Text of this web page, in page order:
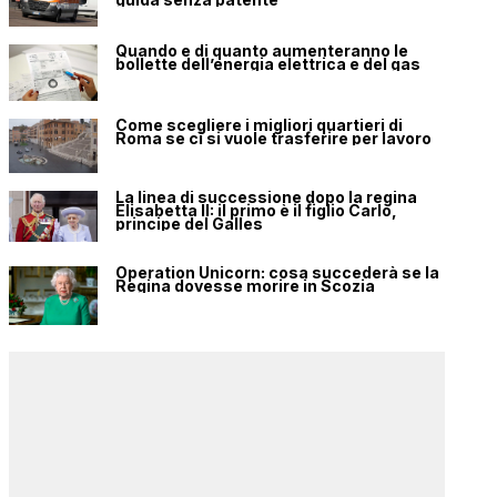
Quando e di quanto aumenteranno le
bollette dell’energia elettrica e del gas
Come scegliere i migliori quartieri di
Roma se ci si vuole trasferire per lavoro
La linea di successione dopo la regina
Elisabetta II: il primo è il figlio Carlo,
principe del Galles
Operation Unicorn: cosa succederà se la
Regina dovesse morire in Scozia